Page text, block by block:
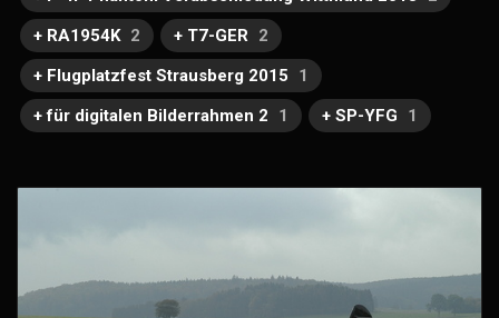
+ RA1954K 2 + T7-GER
2
+ Flugplatzfest Strausberg 2015
1
+ für digitalen Bilderrahmen 2
1 + SP-YFG 1